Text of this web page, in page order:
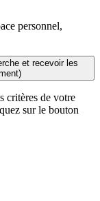
personnel,
et recevoir les
critères de votre
sur le bouton